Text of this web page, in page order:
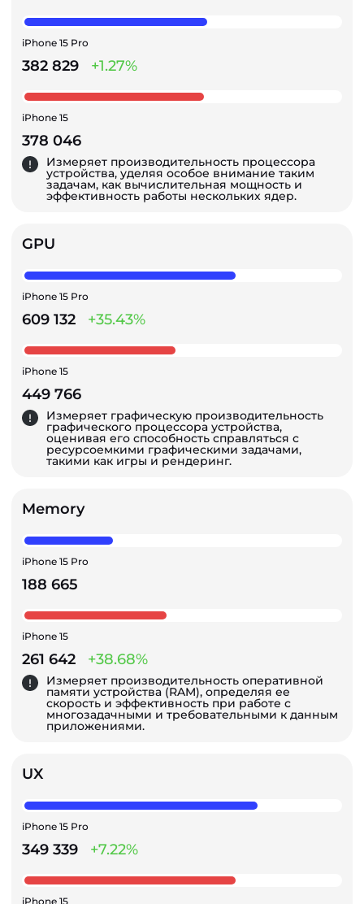
iPhone 15 Pro
382 829 +1.27%
iPhone 15
378 046
Измеряет производительность процессора
устройства, уделяя особое внимание таким
задачам, как вычислительная мощность и
эффективность работы нескольких ядер.
GPU
iPhone 15 Pro
609 132 +35.43%
iPhone 15
449 766
Измеряет графическую производительность
графического процессора устройства,
оценивая его способность справляться с
ресурсоемкими графическими задачами,
такими как игры и рендеринг.
Memory
iPhone 15 Pro
188 665
iPhone 15
261 642 +38.68%
Измеряет производительность оперативной
памяти устройства (RAM), определяя ее
скорость и эффективность при работе с
многозадачными и требовательными к данным
приложениями.
UX
iPhone 15 Pro
349 339 +7.22%
iPhone 15